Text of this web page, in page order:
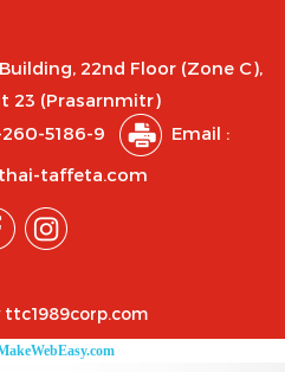
22nd Floor (Zone C),
23 (Prasarnmitr)
5186-9
Email :
taffeta.com
ttc1989corp.com